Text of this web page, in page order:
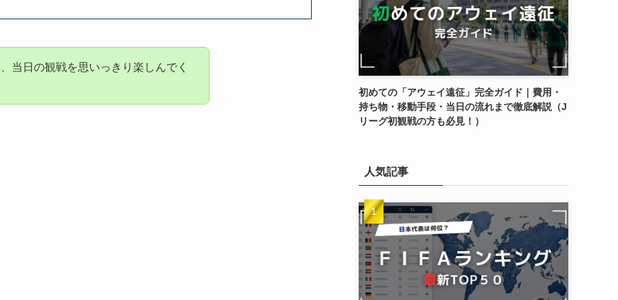
当日の観戦を思いっきり楽しんでく
初めての「アウェイ遠征」完全ガイド｜費用・
持ち物・移動手段・当日の流れまで徹底解説（J
リーグ初観戦の方も必見！）
人気記事